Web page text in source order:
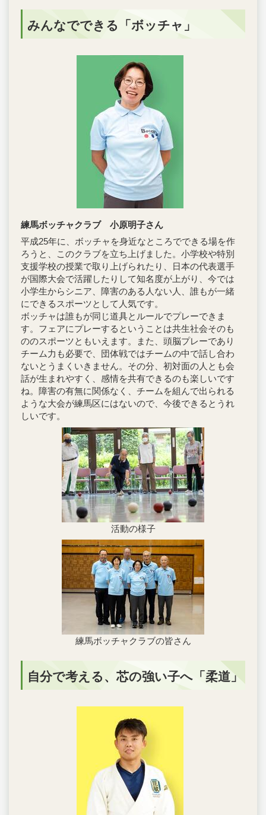
みんなでできる「ボッチャ」
練馬ボッチャクラブ 小原明子さん
平成25年に、ボッチャを身近なところでできる場を作
ろうと、このクラブを立ち上げました。小学校や特別
支援学校の授業で取り上げられたり、日本の代表選手
が国際大会で活躍したりして知名度が上がり、今では
小学生からシニア、障害のある人ない人、誰もが一緒
にできるスポーツとして人気です。
ボッチャは誰もが同じ道具とルールでプレーできま
す。フェアにプレーするということは共生社会そのも
ののスポーツともいえます。また、頭脳プレーであり
チーム力も必要で、団体戦ではチームの中で話し合わ
ないとうまくいきません。その分、初対面の人とも会
話が生まれやすく、感情を共有できるのも楽しいです
ね。障害の有無に関係なく、チームを組んで出られる
ような大会が練馬区にはないので、今後できるとうれ
しいです。
活動の様子
練馬ボッチャクラブの皆さん
自分で考える、芯の強い子へ「柔道」